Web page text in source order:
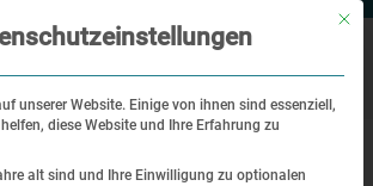
Mit
unserer Website. Einige von ihnen sind essenziell,
diese Website und Ihre Erfahrung zu
alt sind und Ihre Einwilligung zu optionalen